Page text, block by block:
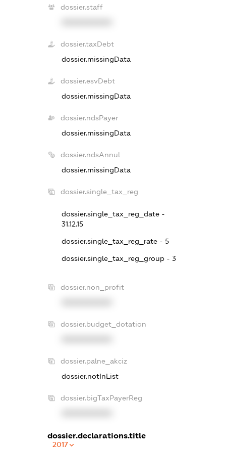
dossier.staff
dossier.taxDebt
dossier.missingData
dossier.esvDebt
dossier.missingData
dossier.ndsPayer
dossier.missingData
dossier.ndsAnnul
dossier.missingData
dossier.single_tax_reg
dossier.single_tax_reg_date -
31.12.15
dossier.single_tax_reg_rate - 5
dossier.single_tax_reg_group - 3
dossier.non_profit
dossier.budget_dotation
dossier.palne_akciz
dossier.notInList
dossier.bigTaxPayerReg
dossier.declarations.title
2017